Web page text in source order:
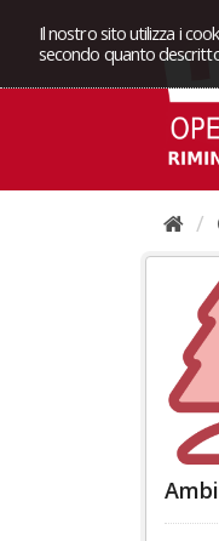
Il nostro sito utilizza i
secondo quanto